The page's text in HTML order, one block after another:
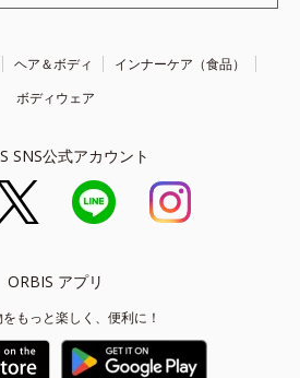
ヘア＆ボディ
インナーケア（食品）
ボディウェア
SNS公式アカウント
ORBIS アプリ
もっと楽しく、便利に！